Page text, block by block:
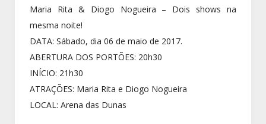
Maria Rita & Diogo Nogueira – Dois shows na
mesma noite!
DATA: Sábado, dia 06 de maio de 2017.
ABERTURA DOS PORTÕES: 20h30
INÍCIO: 21h30
ATRAÇÕES: Maria Rita e Diogo Nogueira
LOCAL: Arena das Dunas